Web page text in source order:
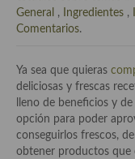
Tiendas especiales
Especias, hierbas,
Historia de la
historias culinarias y
General
, Ingredientes ,
Comentarios.
Ya sea que quieras
deliciosas y frescas
lleno de beneficios y
opción para poder
conseguirlos frescos,
obtener productos que